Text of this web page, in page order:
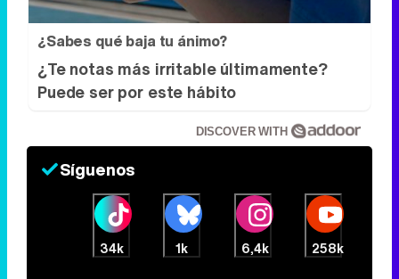
Síguenos
6,4k 258k
Eliminar anuncios